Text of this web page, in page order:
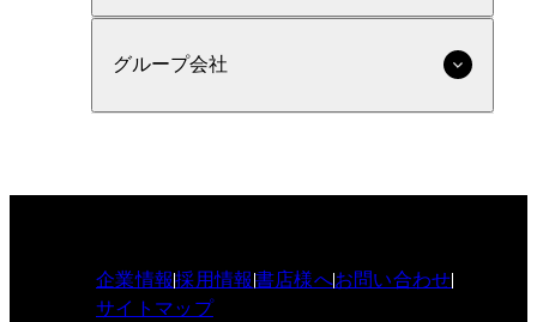
グループ会社
企業情報採用情報書店様へお問い合わせ
サイトマップ